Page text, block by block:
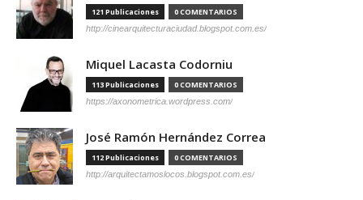
121 Publicaciones 0 COMENTARIOS
http://cinearquitecturaciudad.blogspot.com.es/
Miquel Lacasta Codorniu
113 Publicaciones 0 COMENTARIOS
https://axonometrica.wordpress.com/
José Ramón Hernández Correa
112 Publicaciones 0 COMENTARIOS
http://arquitectamoslocos.blogspot.com.es/